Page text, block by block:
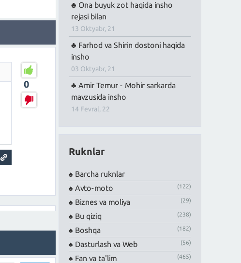
0
Ona buyuk zot haqida insho
rejasi bilan
13 Oktyabr, 21
Farhod va Shirin dostoni haqida
insho
03 Oktyabr, 21
Amir Temur - Mohir sarkarda
mavzusida insho
14 Fevral, 22
Ruknlar
Barcha ruknlar
Avto-moto
(122)
Biznes va moliya (29)
Bu qiziq (238)
Boshqa (182)
Dasturlash va Web (56)
Fan va ta'lim (465)